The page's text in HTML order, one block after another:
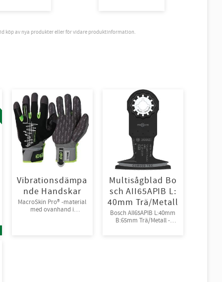
köp av nya produkter eller för vidare produktinformation.
Vibrationsdämpa
nde Handskar
MacroSkin Pro® -material
med ovanhand i
Multisågblad Bo
sch AII65APIB L:
40mm Trä/Metall
Bosch AII65APIB L:40mm
B:65mm Trä/Metall -